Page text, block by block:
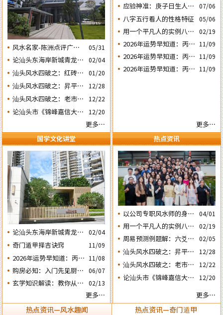
风水名家-陈洲点评广州
广交会芭洲交易中心大楼
的风水态势
05/31
论汕头东海岸新城青龙白
虎砂和明堂案山的风水态
势
02/04
汕头风水四破之：红砖楼
被拆除破坏了乌桥岛龟地
风水格局
01/20
汕头风水四破之：昇平路
骑楼拆毁破坏了蜘蛛网的
风水局
12/28
汕头风水四破之：老市政
府楼反向改造破坏了水局
风水。
12/22
论汕头市《锦峰嘉信大
与风水态势的关系
12/20
更多…
应验神准：庚子日生人丙
午流年运势判断的应验结
果
07/06
八字五行看人的性格特征 05/06
用一个平凡人的实例八字
论断2026马年的流年运势
02/19
2026年运势早知道：丙午
年运势不好的4个出生日
期之四‘庚子’ 日
11/09
2026年运势早知道：丙午
年运势不好的4个出生日
期之三‘丙子’ 日
11/09
2026年运势早知道：丙午 11/09
更多…
国学文化讲堂
论汕头东海岸新城青龙白
虎砂和明堂案山的风水态
势
02/04
奇门遁甲择吉诀窍 11/09
2026年运势早知道：丙午
年运势不好的4个日期出
生人之一‘戊子’ 日
11/08
购房必知：入门先见厨房
餐厅的户型隐藏着那些弊
害？
06/07
玄学知识解读：教你从袁
正确看八字命局
02/13
更多…
热点资讯
以公司专职风水师的身份
应邀出席《星橙网络科技
公司》成立5周年庆典
04/01
用一个平凡人的实例八字
论断2026马年的流年运势
02/19
周易预测例题解：六爻占
卜2026年流年运势卦象分
析
02/05
汕头风水四破之：昇平路
骑楼拆毁破坏了蜘蛛网的
风水局
12/28
汕头风水四破之：老市政
府楼反向改造破坏了水局
风水。
12/22
论汕头市《锦峰嘉信大
12/20
更多…
热点资讯—风水趣闻 热点资讯—奇门遁甲